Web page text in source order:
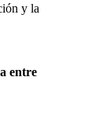
y la
entre